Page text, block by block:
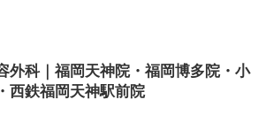
外科｜福岡天神院・福岡博多院・小
西鉄福岡天神駅前院